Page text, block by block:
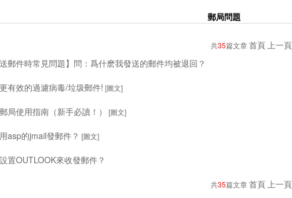
郵局問題
共35篇文章首頁上一頁
送郵件時常見問題】問：爲什麽我發送的郵件均被退回？
有效的過濾病毒/垃圾郵件! [圖文]
局使用指南（新手必讀！）
[圖文]
asp的jmail發郵件？ [圖文]
置OUTLOOK來收發郵件？
共35篇文章首頁上一頁